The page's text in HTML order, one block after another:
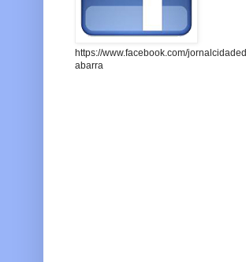
https://www.facebook.com/jornalcidaded
abarra